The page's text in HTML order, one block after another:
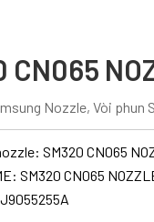
CN065
Nozzle, Vòi phun
SM320 CN065
SM320 CN065